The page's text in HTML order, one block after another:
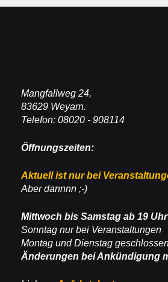
Mangfallweg 24,
83629 Weyarn.
Telefon: 08020 - 908114
Öffnungszeiten:
Aktuell ist nur bei
Aber dannnn ;-)
Mittwoch bis Samstag ab 19 Uhr
Sonntag nur bei Veranstaltungen
Montag und Dienstag
Änderungen bei Ankündigung